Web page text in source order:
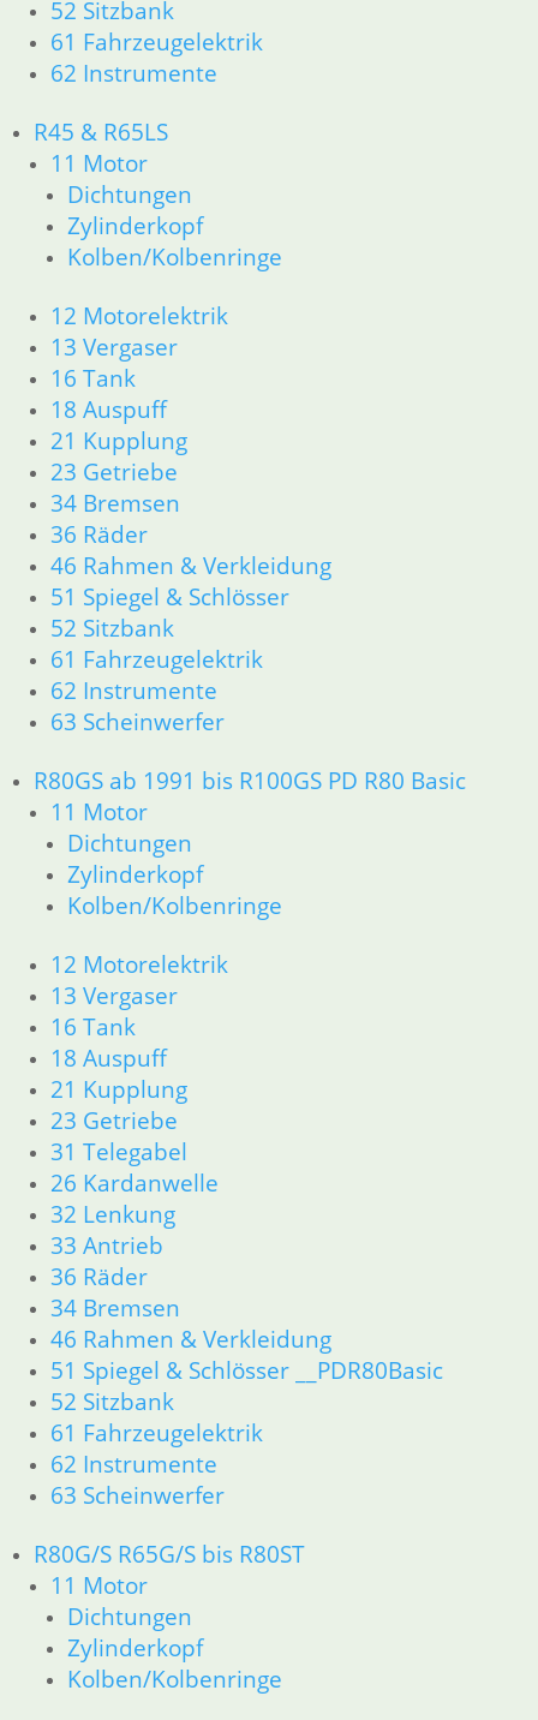
52 Sitzbank
61 Fahrzeugelektrik
62 Instrumente
R45 & R65LS
11 Motor
Dichtungen
Zylinderkopf
Kolben/Kolbenringe
12 Motorelektrik
13 Vergaser
16 Tank
18 Auspuff
21 Kupplung
23 Getriebe
34 Bremsen
36 Räder
46 Rahmen & Verkleidung
51 Spiegel & Schlösser
52 Sitzbank
61 Fahrzeugelektrik
62 Instrumente
63 Scheinwerfer
R80GS ab 1991 bis R100GS PD R80 Basic
11 Motor
Dichtungen
Zylinderkopf
Kolben/Kolbenringe
12 Motorelektrik
13 Vergaser
16 Tank
18 Auspuff
21 Kupplung
23 Getriebe
31 Telegabel
26 Kardanwelle
32 Lenkung
33 Antrieb
36 Räder
34 Bremsen
46 Rahmen & Verkleidung
51 Spiegel & Schlösser __PDR80Basic
52 Sitzbank
61 Fahrzeugelektrik
62 Instrumente
63 Scheinwerfer
R80G/S R65G/S bis R80ST
11 Motor
Dichtungen
Zylinderkopf
Kolben/Kolbenringe
51 Spiegel & Schlösser
52 Sitzbank
61 Fahrzeugelektrik
63 Scheinwerfer
R60/6 – R90/S
11 Motor
Dichtungen
Kolben/Kolbenringe
12 Motorelektrik
13 Vergaser
16 Tank
18 Auspuff
21 Kupplung
23 Getriebe
26 Kardanwelle
31 Telegabel
32 Lenkung
33 Antrieb
34 Bremsen
36 Räder
46 Rahmen & Verkleidung R60/6 – R90/S
51 Spiegel & Schlösser
52 Sitzbank
61 Fahrzeugelektrik
R 60/7 – R 100 RT Bj. 1976 – 1979
11 Motor
Dichtungen
Kolben/Kolbenringe
Zylinderkopf
12 Motorelektrik
16 Tank
18 Auspuff
21 Kupplung
23 Getriebe
26 Kardanwelle
31 Telegabel
32 Lenkung
33 Antrieb
34 Bremsen
36 Räder
46 Rahmen & Verkleidung
51 Spiegel & Schlösser
52 Sitzbank
61 Fahrzeugelektrik
62 Instrumente
63 Scheinwerfer
R80/100 R80/100 RT 1980 bis 1984
11 Motor
Dichtungen
Kolben/Kolbenringe
12 Motorelektrik
13 Vergaser
16 Tank
18 Auspuff
21 Kupplung
23 Getriebe